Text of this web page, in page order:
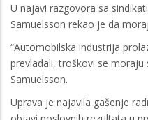
U najavi razgovora sa
Samuelsson rekao je da
“Automobilska industrija
prevladali, troškovi se
Samuelsson.
Uprava je najavila gašenje